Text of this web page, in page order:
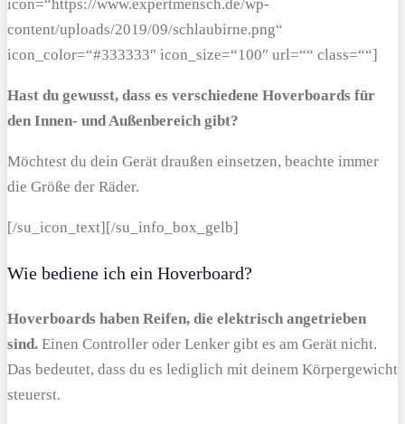
icon=“https://www.expertmensch.de/wp-
content/uploads/2019/09/schlaubirne.png“
icon_color=“#333333″ icon_size=“100″ url=““ class=““]
Hast du gewusst, dass es verschiedene Hoverboards für
den Innen- und Außenbereich gibt?
Möchtest du dein Gerät draußen einsetzen, beachte immer
die Größe der Räder.
[/su_icon_text][/su_info_box_gelb]
Wie bediene ich ein Hoverboard?
Hoverboards haben Reifen, die elektrisch angetrieben
sind. Einen Controller oder Lenker gibt es am Gerät nicht.
Das bedeutet, dass du es lediglich mit deinem Körpergewicht
steuerst.